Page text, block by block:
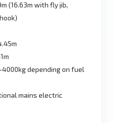
(16.63m with fly jib,
depending on fuel
mains electric